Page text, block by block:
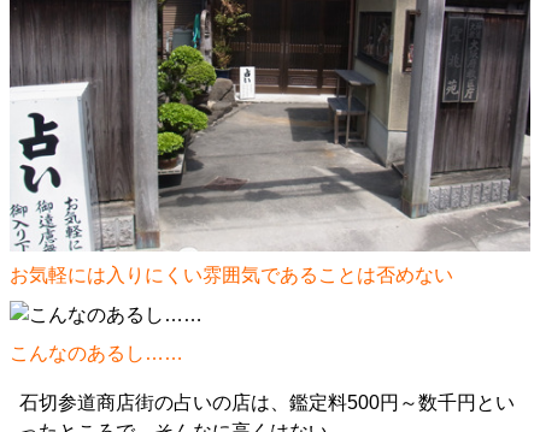
お気軽には入りにくい雰囲気であることは否めない
こんなのあるし……
石切参道商店街の占いの店は、鑑定料500円～数千円とい